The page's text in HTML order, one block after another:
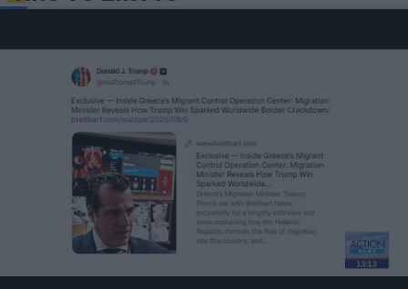
Πύρινος συναγερμός στον Κουβαρά Αττικής -
Εκκενώνονται οικισμοί | ACTION 24